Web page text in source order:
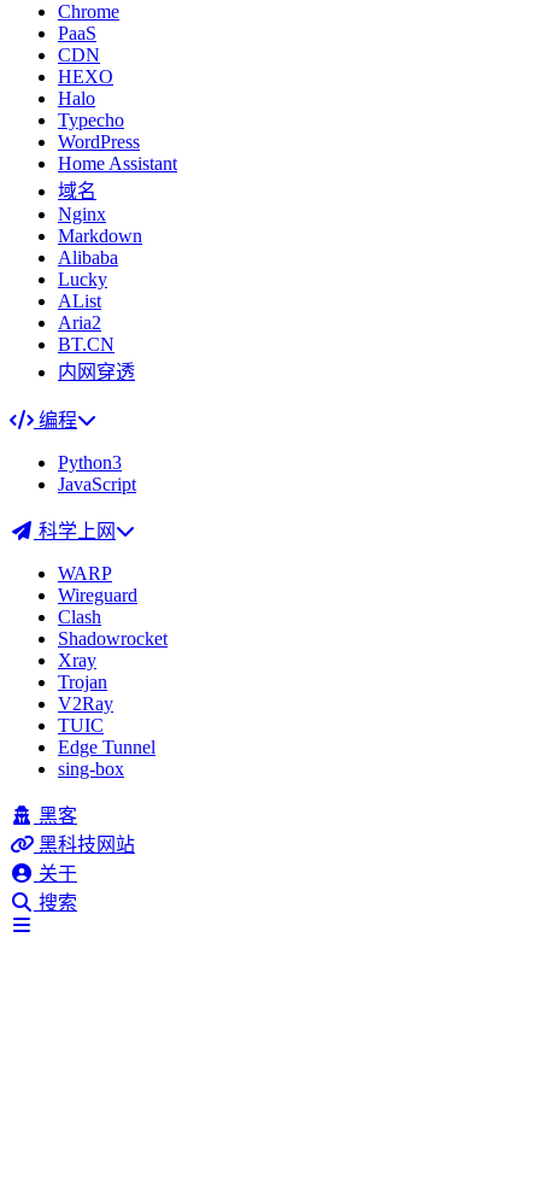
Chrome
PaaS
CDN
HEXO
Halo
Typecho
WordPress
Home Assistant
域名
Nginx
Markdown
Alibaba
Lucky
AList
Aria2
BT.CN
内网穿透
编程
Python3
JavaScript
科学上网
WARP
Wireguard
Clash
Shadowrocket
Xray
Trojan
V2Ray
TUIC
Edge Tunnel
sing-box
黑客
黑科技网站
关于
搜索